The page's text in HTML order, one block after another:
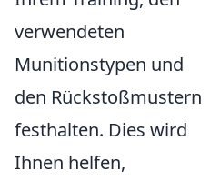
verwendeten
Munitionstypen und
den Rückstoßmustern
festhalten. Dies wird
Ihnen helfen,